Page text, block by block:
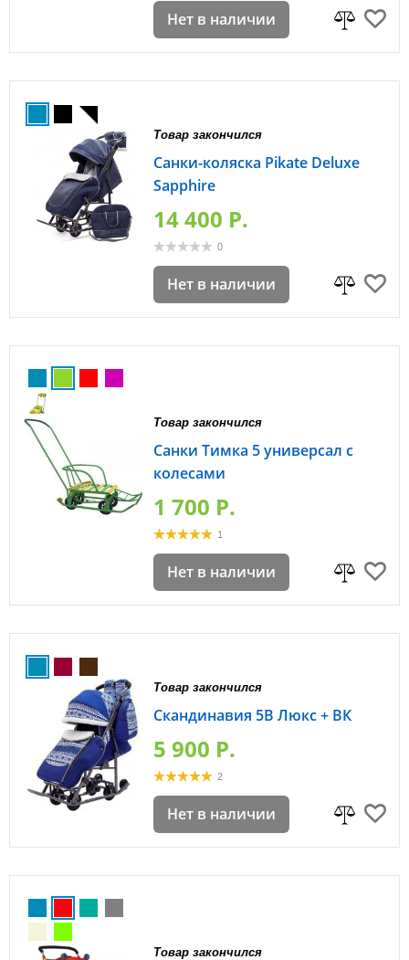
Нет в наличии
Товар закончился
Санки-коляска Pikate Deluxe
Sapphire
14 400 P.
0
Нет в наличии
Товар закончился
Санки Тимка 5 универсал с
колесами
1 700 P.
1
Нет в наличии
Товар закончился
Скандинавия 5В Люкс + ВК
5 900 P.
2
Нет в наличии
Товар закончился